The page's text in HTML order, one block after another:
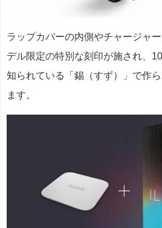
ラップカバーの内側やチャージャ
デル限定の特別な刻印が施され、
知られている「錫（すず）
」で作
ます。